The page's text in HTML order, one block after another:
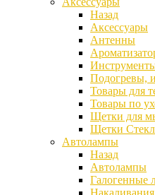
Назад
Аксессуары
Антенны
Подогревы,
Товары для
Товары по
Щетки для
Щетки
Автолампы
Назад
Автолампы
Галогенные